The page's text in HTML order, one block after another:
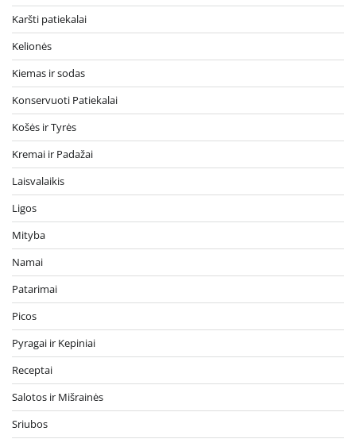
Karšti patiekalai
Kelionės
Kiemas ir sodas
Konservuoti Patiekalai
Košės ir Tyrės
Kremai ir Padažai
Laisvalaikis
Ligos
Mityba
Namai
Patarimai
Picos
Pyragai ir Kepiniai
Receptai
Salotos ir Mišrainės
Sriubos